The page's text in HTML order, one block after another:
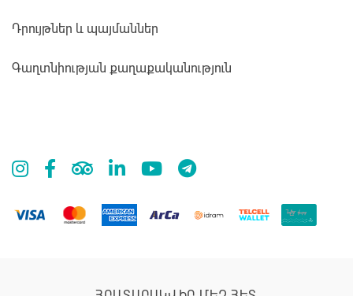
Դրույթներ և պայմաններ
Գաղտնիության քաղաքականություն